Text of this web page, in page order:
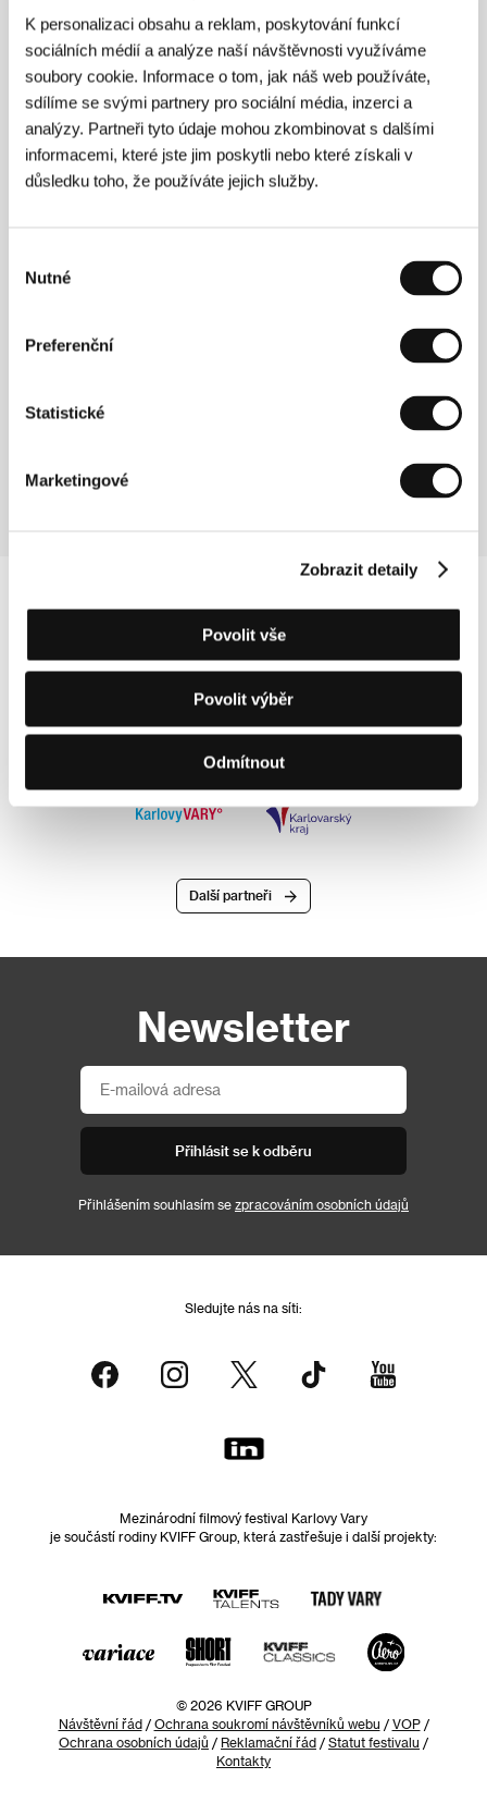
K personalizaci obsahu a reklam, poskytování funkcí
sociálních médií a analýze naší návštěvnosti využíváme
soubory cookie. Informace o tom, jak náš web používáte,
sdílíme se svými partnery pro sociální média, inzerci a
analýzy. Partneři tyto údaje mohou zkombinovat s dalšími
informacemi, které jste jim poskytli nebo které získali v
důsledku toho, že používáte jejich služby.
souhlasu
Nutné
Preferenční
Statistické
Marketingové
Zobrazit detaily
Povolit vše
Povolit výběr
Odmítnout
Vážené dámy a pánové,
Mezinárodní filmový festival Karlovy Vary se letos
koná již pošedesáté. Přesné polovině všech
ročníků festivalu spolehlivě a stabilně dodala
energii právě innogy.
obsah programu innogy Pointu u Mlýnské
kolonády. Talk shows, dabing, rodinný program a
stand-up show a slam poetry.
Pojďte si s námi potřicáté užít všechny
se na další karlovarská setkání s vámi!
Tomáš Varcop
innogy Česká republika
Další partneři
Newsletter
Přihlásit se k odběru
Přihlášením souhlasím se zpracováním osobních údajů
Sledujte nás na síti:
Mezinárodní filmový festival Karlovy Vary
je součástí rodiny KVIFF Group, která zastřešuje i další projekty:
© 2026 KVIFF GROUP
Návštěvní řád/ Ochrana soukromí návštěvníků webu / VOP/
Ochrana osobních údajů / Reklamační řád / Statut festivalu /
Kontakty